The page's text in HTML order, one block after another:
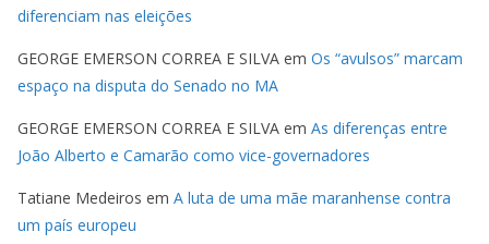
diferenciam nas eleições
GEORGE EMERSON CORREA E SILVA em Os “avulsos” marcam
espaço na disputa do Senado no MA
GEORGE EMERSON CORREA E SILVA em As diferenças entre
João Alberto e Camarão como vice-governadores
Tatiane Medeiros em A luta de uma mãe maranhense contra
um país europeu